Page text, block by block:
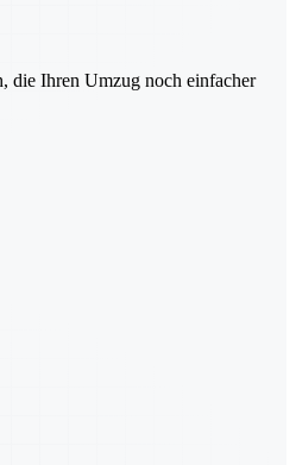
die Ihren Umzug noch einfacher